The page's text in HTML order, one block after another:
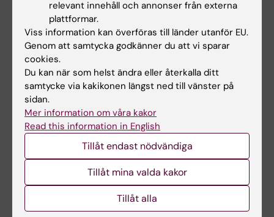
27 jan 2026
Osäker mätning av
olicensierat nätspel
kan leda
beslutsfattare fel
Uppskattningar av olicensierat
nätspel i Norden varierar
Så orsakar
Parkinson-läkemedlet
psykiatriska besvär
Forskare vid Karolinska
Institutet har identifierat en
mekanism som…
relevant innehåll och annonser från externa
plattformar.
Viss information kan överföras till länder utanför EU.
Genom att samtycka godkänner du att vi sparar
cookies.
Du kan när som helst ändra eller återkalla ditt
samtycke via kakikonen längst ned till vänster på
sidan.
Mer information om våra kakor
Read this information in English
Tillåt endast nödvändiga
Tillåt mina valda kakor
Tillåt alla